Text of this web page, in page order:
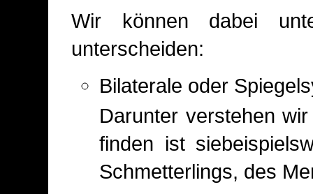
Wir können dabei
unterscheiden:
Bilaterale oder
Darunter verstehen
finden ist
Schmetterlings, des